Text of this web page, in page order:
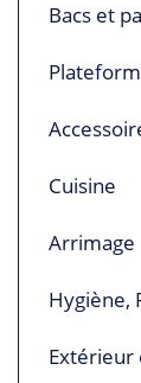
Bacs et
Cuisine
Arrimage
Hygiène,
Extérieur